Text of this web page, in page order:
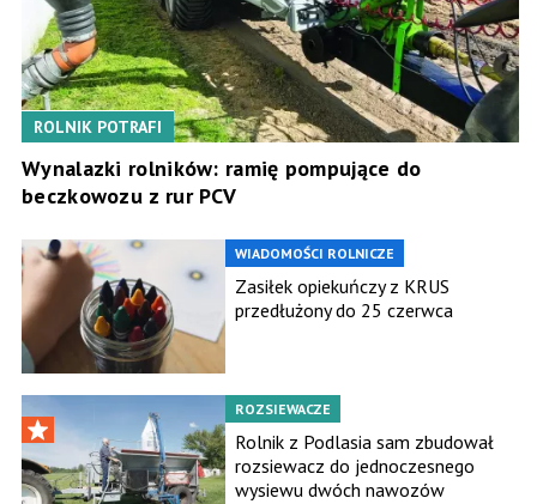
ROLNIK POTRAFI
Wynalazki rolników: ramię pompujące do
beczkowozu z rur PCV
WIADOMOŚCI ROLNICZE
Zasiłek opiekuńczy z KRUS
przedłużony do 25 czerwca
ROZSIEWACZE
Rolnik z Podlasia sam zbudował
rozsiewacz do jednoczesnego
wysiewu dwóch nawozów